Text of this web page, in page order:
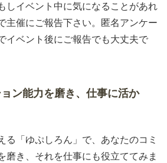
しイベント中に気になることがあれ
主催にご報告下さい。匿名アンケー
イベント後にご報告でも大丈夫で
ン能力を磨き、仕事に活か
る「ゆぷしろん」で、あなたのコミ
磨き、それを仕事にも役立ててみま